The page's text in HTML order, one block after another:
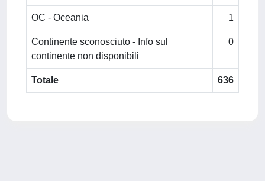
OC - Oceania 1
Continente sconosciuto - Info sul
continente non disponibili
0
Totale 636